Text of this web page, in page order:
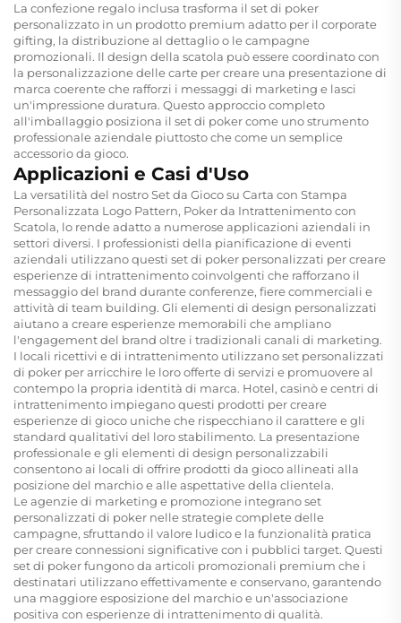
La confezione regalo inclusa trasforma il set di poker
personalizzato in un prodotto premium adatto per il corporate
gifting, la distribuzione al dettaglio o le campagne
promozionali. Il design della scatola può essere coordinato con
la personalizzazione delle carte per creare una presentazione di
marca coerente che rafforzi i messaggi di marketing e lasci
un'impressione duratura. Questo approccio completo
all'imballaggio posiziona il set di poker come uno strumento
professionale aziendale piuttosto che come un semplice
accessorio da gioco.
Applicazioni e Casi d'Uso
La versatilità del nostro Set da Gioco su Carta con Stampa
Personalizzata Logo Pattern, Poker da Intrattenimento con
Scatola, lo rende adatto a numerose applicazioni aziendali in
settori diversi. I professionisti della pianificazione di eventi
aziendali utilizzano questi set di poker personalizzati per creare
esperienze di intrattenimento coinvolgenti che rafforzano il
messaggio del brand durante conferenze, fiere commerciali e
attività di team building. Gli elementi di design personalizzati
aiutano a creare esperienze memorabili che ampliano
l'engagement del brand oltre i tradizionali canali di marketing.
I locali ricettivi e di intrattenimento utilizzano set personalizzati
di poker per arricchire le loro offerte di servizi e promuovere al
contempo la propria identità di marca. Hotel, casinò e centri di
intrattenimento impiegano questi prodotti per creare
esperienze di gioco uniche che rispecchiano il carattere e gli
standard qualitativi del loro stabilimento. La presentazione
professionale e gli elementi di design personalizzabili
consentono ai locali di offrire prodotti da gioco allineati alla
posizione del marchio e alle aspettative della clientela.
Le agenzie di marketing e promozione integrano set
personalizzati di poker nelle strategie complete delle
campagne, sfruttando il valore ludico e la funzionalità pratica
per creare connessioni significative con i pubblici target. Questi
set di poker fungono da articoli promozionali premium che i
destinatari utilizzano effettivamente e conservano, garantendo
una maggiore esposizione del marchio e un'associazione
positiva con esperienze di intrattenimento di qualità.